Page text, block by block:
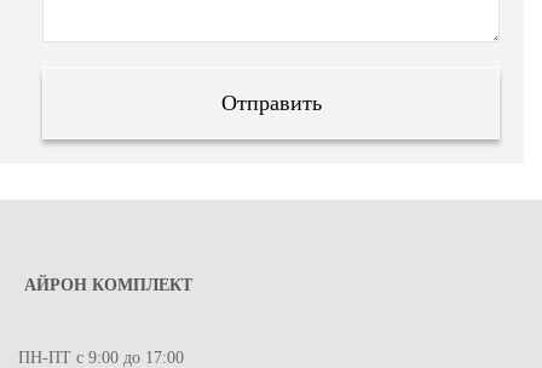
АЙРОН КОМПЛЕКТ
ПН-ПТ с 9:00 до 17:00